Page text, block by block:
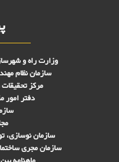
وزارت راه و
سازمان نظام
مرکز
دفتر امور
سازمان نوسازی،
سازمان مجری